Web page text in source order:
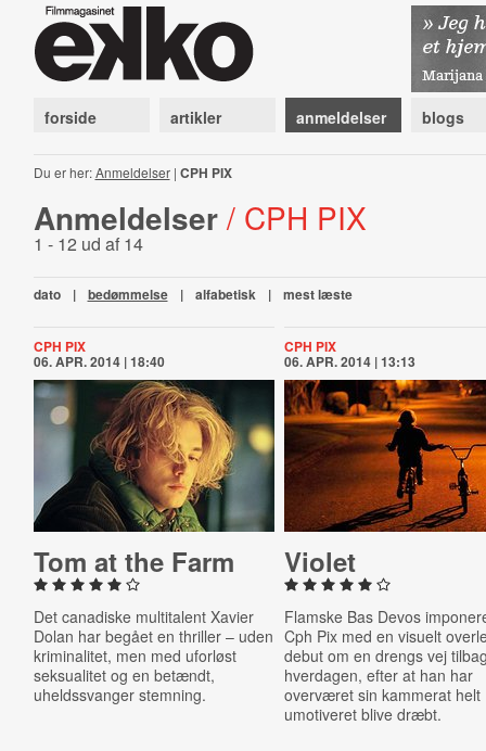
forside artikler anmeldelser blogs
Du er her:Anmeldelser| CPH PIX
Anmeldelser / CPH PIX
1 - 12 ud af 14
dato | bedømmelse | alfabetisk | mest læste
CPH PIX
06. APR. 2014 | 18:40
Tom at the Farm
Det canadiske multitalent Xavier
Dolan har begået en thriller – uden
kriminalitet, men med uforløst
seksualitet og en betændt,
uheldssvanger stemning.
CPH PIX
06. APR. 2014 | 13:13
Violet
Flamske Bas Devos
Cph Pix med en visuelt
debut om en drengs vej
hverdagen, efter at han har
overværet sin kammerat helt
umotiveret blive dræbt.